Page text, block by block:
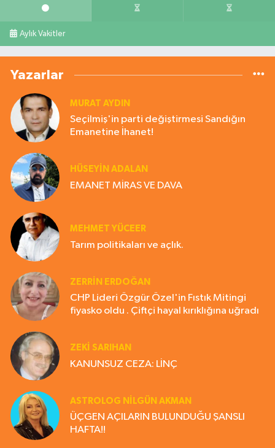
Aylık Vakitler
Yazarlar
MURAT AYDIN
Seçilmiş'in parti değiştirmesi Sandığın
Emanetine İhanet!
HÜSEYIN ADALAN
EMANET MİRAS VE DAVA
MEHMET YÜCEER
Tarım politikaları ve açlık.
ZERRIN ERDOĞAN
CHP Lideri Özgür Özel'in Fıstık Mitingi
fiyasko oldu . Çiftçi hayal kırıklığına uğradı
ZEKI SARIHAN
KANUNSUZ CEZA: LİNÇ
ASTROLOG NILGÜN AKMAN
ÜÇGEN AÇILARIN BULUNDUĞU ŞANSLI
HAFTA!!